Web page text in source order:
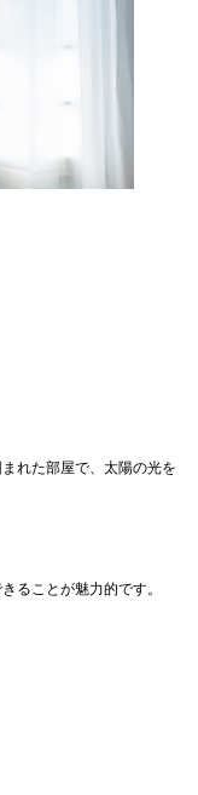
れた部屋で、太陽の光を
ることが魅力的です。